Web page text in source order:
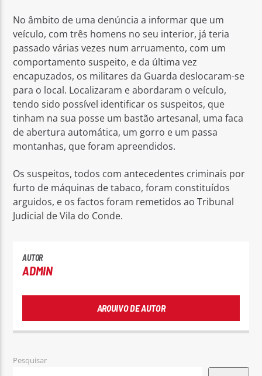
No âmbito de uma denúncia a informar que um
veículo, com três homens no seu interior, já teria
passado várias vezes num arruamento, com um
comportamento suspeito, e da última vez
encapuzados, os militares da Guarda deslocaram-se
para o local. Localizaram e abordaram o veículo,
tendo sido possível identificar os suspeitos, que
tinham na sua posse um bastão artesanal, uma faca
de abertura automática, um gorro e um passa
montanhas, que foram apreendidos.
Os suspeitos, todos com antecedentes criminais por
furto de máquinas de tabaco, foram constituídos
arguidos, e os factos foram remetidos ao Tribunal
Judicial de Vila do Conde.
AUTOR
ADMIN
ARQUIVO DE AUTOR
Pesquisar